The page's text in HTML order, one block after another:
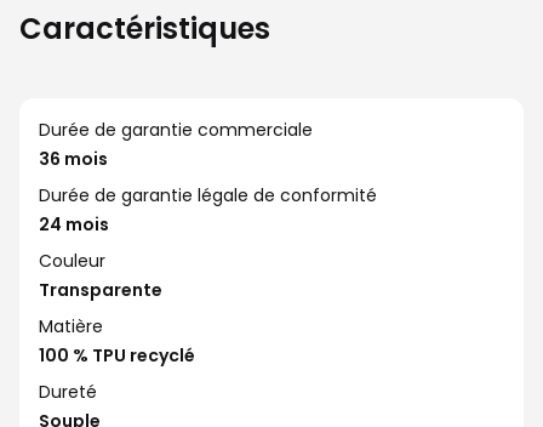
Caractéristiques
Durée de garantie commerciale
36 mois
Durée de garantie légale de conformité
24 mois
Couleur
Transparente
Matière
100 % TPU recyclé
Dureté
Souple